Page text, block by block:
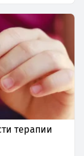
терапии